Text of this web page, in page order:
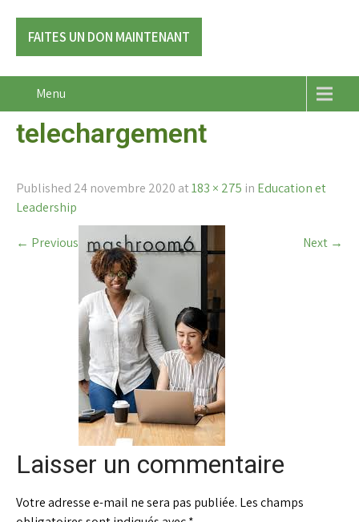
FAITES UN DON MAINTENANT
Menu
telechargement
Published 24 novembre 2020 at183 × 275 in Education et
Leadership
← Previous Next →
Laisser un commentaire
Votre adresse e-mail ne sera pas publiée. Les champs